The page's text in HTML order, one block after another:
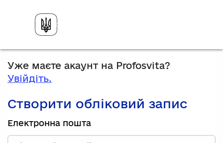
Уже маєте акаунт на Profosvita?
Увійдіть.
Створити обліковий запис
Електронна пошта